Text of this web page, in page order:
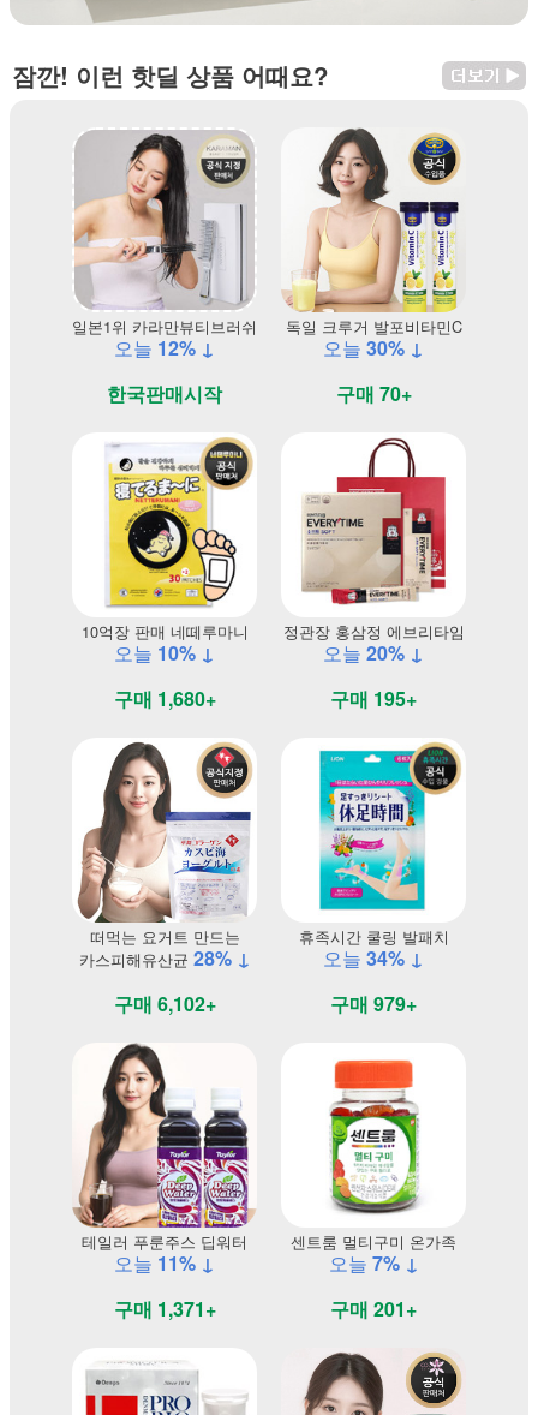
잠깐! 이런 핫딜 상품 어때요?
일본1위 카라만뷰티브러쉬
오늘 12% ↓
한국판매시작
독일 크루거 발포비타민C
오늘 30% ↓
구매 70+
10억장 판매 네떼루마니
오늘 10% ↓
구매 1,680+
정관장 홍삼정 에브리타임
오늘 20% ↓
구매 195+
떠먹는 요거트 만드는
카스피해유산균 28% ↓
구매 6,102+
휴족시간 쿨링 발패치
오늘 34% ↓
구매 979+
테일러 푸룬주스 딥워터
오늘 11% ↓
구매 1,371+
센트룸 멀티구미 온가족
오늘 7% ↓
구매 201+